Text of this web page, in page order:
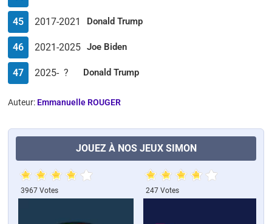
45 2017-2021 Donald Trump
46 2021-2025 Joe Biden
47 2025- ? Donald Trump
Auteur: Emmanuelle ROUGER
JOUEZ À NOS JEUX SIMON
3967 Votes 247 Votes